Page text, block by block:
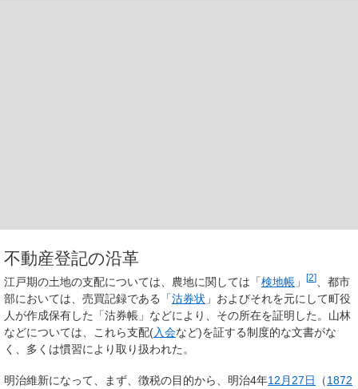
不動産登記の沿革
江戸期の土地の支配については、農地に関しては「検地帳 」 [2]
、都市
部においては、売買記録である「沽券状 」およびそれを元にして町役
人が作成保有した「沽券帳」などにより、その所在を証明した。山林
などについては、これら支配(入会など)を証する制度的な文書がな
く、多くは慣習により取り扱われた。
明治維新になって、まず、徴税の目的から、明治4年12月27日 （1872